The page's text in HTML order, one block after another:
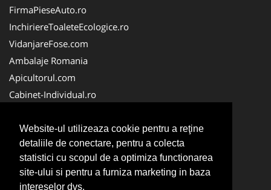
Website-ul utilizeaza cookie pentru a reţine
detaliile de conectare, pentru a colecta
statistici cu scopul de a optimiza functionarea
site-ului si pentru a furniza marketing in baza
intereselor dvs.
FirmaPieseAuto.ro
InchiriereToaleteEcologice.ro
VidanjareFose.com
Ambalaje Romania
Apicultorul.com
Cabinet-Individual.ro
ConstructiiHaleMetalice.ro
FirmaDeratizare.ro
InstructorScoalaAuto.ro
SalonFrizerieCanina.com